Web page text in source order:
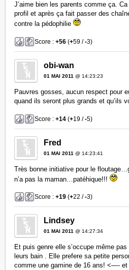
J’aime bien les parents comme ça.
profil et après ça fait passer des
contre la pédophilie
Score :+56 (+59 /-3)
obi-wan
01 MAI 2011 @ 14:23:23
Pauvres gosses, aucun respect pour
quand ils seront plus grands et qu’ils
Score :+14 (+19 /-5)
Fred
01 MAI 2011 @ 14:23:41
Très bonne initiative pour le
n’a pas la maman…patéhique!!!
Score :+19 (+22 /-3)
Lindsey
01 MAI 2011 @ 14:27:34
Et puis genre elle s’occupe même
leurs bain . Elle prefere sa petite
comme une gamine de 16 ans! <—-